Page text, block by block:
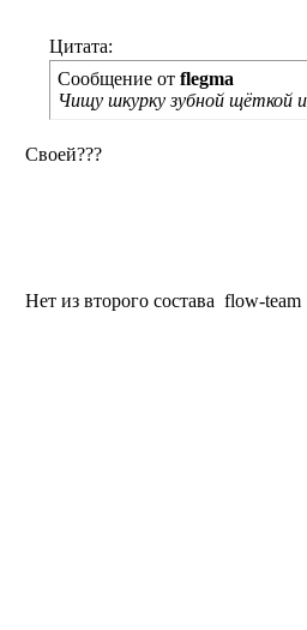
Цитата:
Сообщение от flegma
Чищу шкурку зубной щёткой
Своей???
Нет из второго состава flow-team